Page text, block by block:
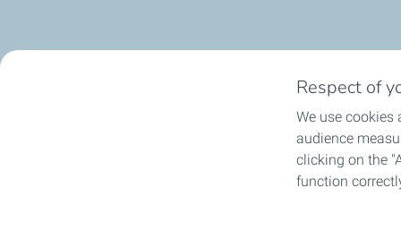
Respect of
We use
audience
clicking on the
function